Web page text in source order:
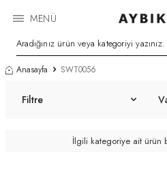
MENÜ
Anasayfa SWT0056
Filtre
İlgili kategoriye ait ürün